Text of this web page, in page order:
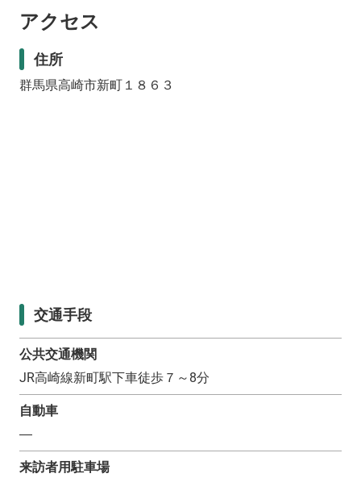
アクセス
住所
群馬県高崎市新町１８６３
交通手段
公共交通機関
JR高崎線新町駅下車徒歩７～8分
自動車
―
来訪者用駐車場